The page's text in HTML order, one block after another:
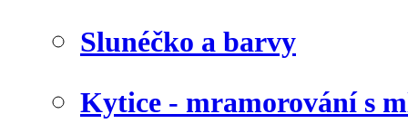
Slunéčko a barvy
Kytice - mramorování s